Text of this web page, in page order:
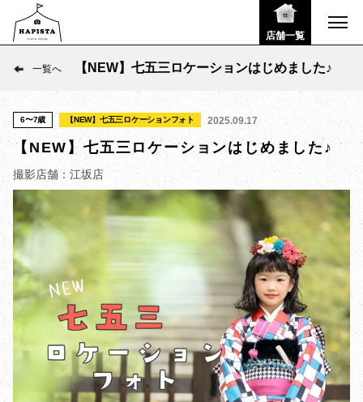
店舗一覧
一覧へ 【NEW】七五三ロケーションはじめました♪
6〜7歳 【NEW】七五三ロケーションフォト 2025.09.17
【NEW】七五三ロケーションはじめました♪
撮影店舗：江坂店